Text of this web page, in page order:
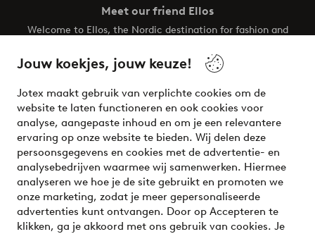
Jouw koekjes, jouw keuze!
Jotex maakt gebruik van verplichte cookies om de
website te laten functioneren en ook cookies voor
analyse, aangepaste inhoud en om je een relevantere
ervaring op onze website te bieden. Wij delen deze
persoonsgegevens en cookies met de advertentie- en
analysebedrijven waarmee wij samenwerken. Hiermee
analyseren we hoe je de site gebruikt en promoten we
onze marketing, zodat je meer gepersonaliseerde
advertenties kunt ontvangen. Door op Accepteren te
klikken, ga je akkoord met ons gebruik van cookies. Je
Meet our friend Ellos
Welcome to Ellos, the Nordic destination for fashion and
your wardrobe. Your next inspiring look is here!
Veilig betalen - Nu betalen of opsplitsen
Wil je meer weten over onze betaalopties?